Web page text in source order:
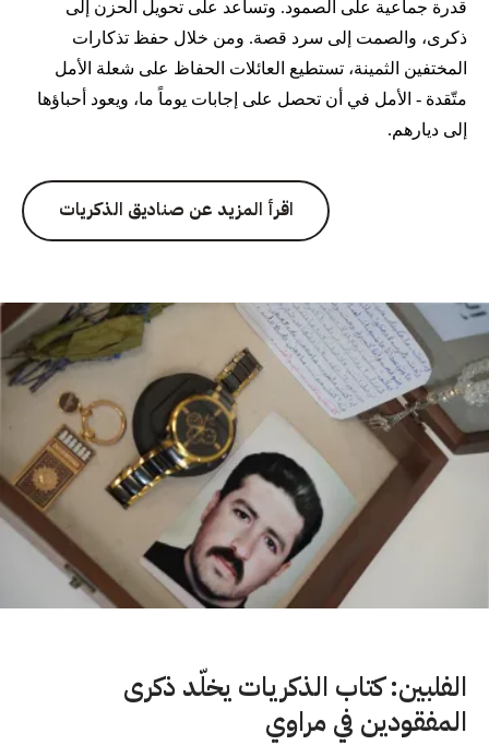
قدرة جماعية على الصمود. وتساعد على تحويل الحزن إلى
ذكرى، والصمت إلى سرد قصة. ومن خلال حفظ تذكارات
المختفين الثمينة، تستطيع العائلات الحفاظ على شعلة الأمل
متّقدة - الأمل في أن تحصل على إجابات يوماً ما، ويعود أحباؤها
إلى ديارهم.
اقرأ المزيد عن صناديق الذكريات
الفلبين: كتاب الذكريات يخلّد ذكرى
المفقودين في مراوي